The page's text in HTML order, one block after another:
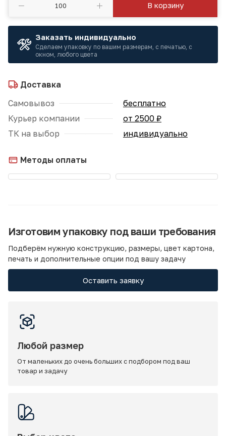
В корзину
Заказать индивидуально
Сделаем упаковку по вашим размерам, с печатью, с
окном, любого цвета
Доставка
Самовывоз
бесплатно
Курьер компании
от 2500 ₽
ТК на выбор
индивидуально
Методы оплаты
Изготовим упаковку под ваши требования
Подберём нужную конструкцию, размеры, цвет картона,
печать и дополнительные опции под вашу задачу
Оставить заявку
Любой размер
От маленьких до очень больших с подбором под ваш
товар и задачу